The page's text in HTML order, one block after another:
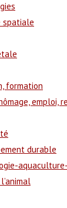
spatiale
formation
emploi,
durable